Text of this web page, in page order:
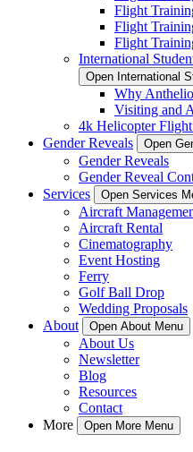
Flight
Flight
Flight
International
Open International
Why
Visiting and
4k Helicopter
Gender Reveals
Open
Gender Reveals
Gender Reveal
Services
Open Services
Aircraft
Aircraft Rental
Cinematography
Event Hosting
Ferry
Golf Ball Drop
Wedding Proposals
About
Open About Menu
About Us
Newsletter
Blog
Resources
Contact
More
Open More Menu